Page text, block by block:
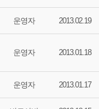
운영자 2013.02.19
운영자 2013.01.18
운영자 2013.01.17